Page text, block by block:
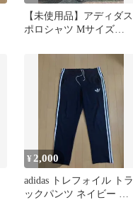
【未使用品】アディダス
ポロシャツ Mサイズ
半袖
¥ 2,000
adidas トレフォイル トラ
ックパンツ ネイビー ジ